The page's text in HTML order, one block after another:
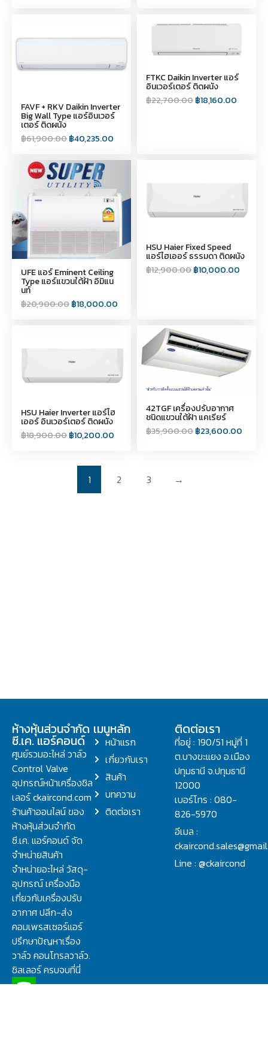
FAVF + RKV Daikin Inverter
Big Wall Type แอร์อินเวอร์
เตอร์ ติดผนัง
฿61,900.00฿40,235.00
FTKC Daikin Inverter แอร์
อินเวอร์เตอร์ ติดผนัง
฿22,700.00฿18,160.00
UFE แอร์ Eminent Ceiling
Type แอร์แขวนใต้ฝ้า อิมิแน
นท์
฿20,900.00฿18,000.00
HSU Haier Fixed Speed
แอร์ไฮเออร์ ธรรมดา ติดผนัง
฿12,900.00฿10,000.00
HSU Haier Inverter แอร์ไฮ
เออร์ อินเวอร์เตอร์ ติดผนัง
฿18,900.00฿10,200.00
42TGF เครื่องปรับอากาศ
ชนิดแขวนใต้ฝ้า แคเรียร์
฿35,900.00฿23,600.00
1 2 3 →
ห้างหุ้นส่วนจำกัด
ซี.เค. แอร์คอนด์
ศูนย์รวมอะไหล่ วาล์ว
Control Valve
อุปกรณ์หน้าเครื่องชิล
เลอร์ ckaircond.com
ร้านค้าออนไลน์ ของ
ห้างหุ้นส่วนจำกัด
ซี.เค. แอร์คอนด์ จัด
จำหน่ายสินค้า
จำหน่ายอะไหล่ วัสดุ-
อุปกรณ์ เครื่องมือ
เกี่ยวกับเครื่องปรับ
อากาศ ปลีก-ส่ง
คอมเพรสเซอร์แอร์
ปรึกษาปัญหาเรื่อง
วาล์ว คอนโทรลวาล์ว.
ชิลเลอร์ ครบจบที่นี่
เมนูหลัก
หน้าแรก
เกี่ยวกับเรา
สินค้า
บทความ
ติดต่อเรา
ติดต่อเรา
ที่อยู่ : 190/51 หมู่ที่ 1
ต.บางขะแยง อ.เมือง
ปทุมธานี จ.ปทุมธานี
12000
เบอร์โทร : 080-
826-5970
อีเมล :
Line : @ckaircond